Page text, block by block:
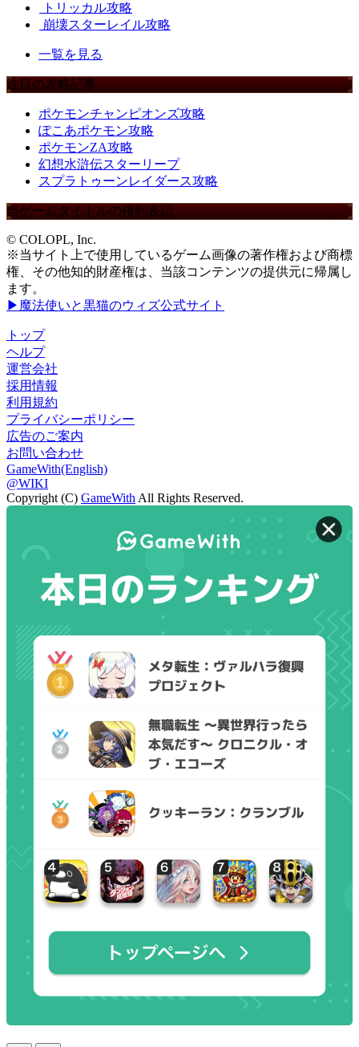
トリッカル攻略
崩壊スターレイル攻略
一覧を見る
注目の攻略記事
ポケモンチャンピオンズ攻略
ぽこあポケモン攻略
ポケモンZA攻略
幻想水滸伝スターリープ
スプラトゥーンレイダース攻略
当ゲームタイトルの権利表記
© COLOPL, Inc.
※当サイト上で使用しているゲーム画像の著作権および商標
権、その他知的財産権は、当該コンテンツの提供元に帰属し
ます。
▶魔法使いと黒猫のウィズ公式サイト
トップ
ヘルプ
運営会社
採用情報
利用規約
プライバシーポリシー
広告のご案内
お問い合わせ
GameWith(English)
@WIKI
Copyright (C) GameWithAll Rights Reserved.